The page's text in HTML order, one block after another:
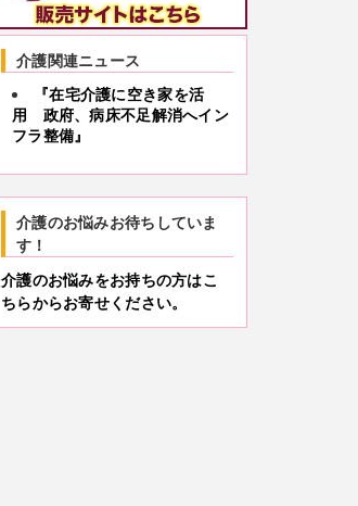
介護関連ニュース
『在宅介護に空き家を活
用 政府、病床不足解消へイン
フラ整備』
介護のお悩みお待ちしていま
す！
介護のお悩みをお持ちの方はこ
ちらからお寄せください。